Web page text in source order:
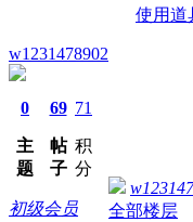
使用道
w1231478902
0
主
题
69
帖
子
71
积
分
初级会员
全部楼层